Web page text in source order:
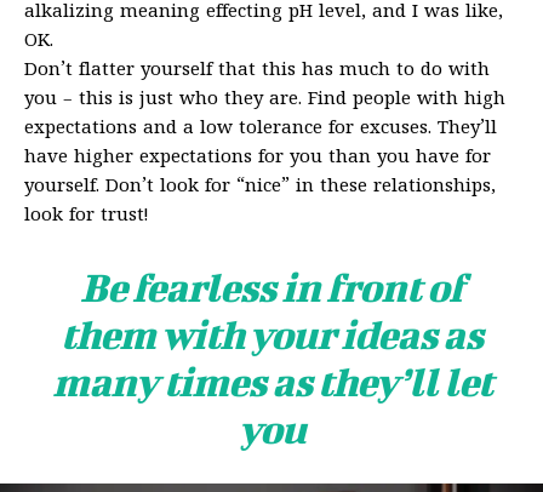
alkalizing meaning effecting pH level, and I was like,
OK.
Don’t flatter yourself that this has much to do with
you – this is just who they are. Find people with high
expectations and a low tolerance for excuses. They’ll
have higher expectations for you than you have for
yourself. Don’t look for “nice” in these relationships,
look for trust!
Be fearless in front of
them with your ideas as
many times as they’ll let
you